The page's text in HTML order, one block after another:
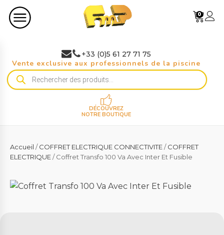
0
+33 (0)5 61 27 71 75
Vente exclusive aux professionnels de la piscine
Recherche
de
DÉCOUVREZ
NOTRE BOUTIQUE
Accueil /COFFRET ELECTRIQUE CONNECTIVITE/COFFRET
ELECTRIQUE/ Coffret Transfo 100 Va Avec Inter Et Fusible